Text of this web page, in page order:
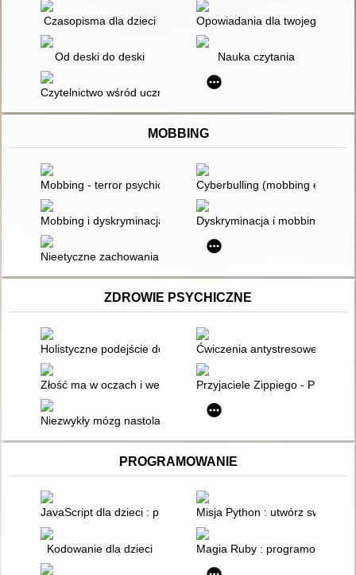
Czasopisma dla dzieci Opowiadania dla twojego
Od deski do deski Nauka czytania
Czytelnictwo wśród uczniów
MOBBING
Mobbing - terror psychiczny w szkoleCyberbulling (mobbing
Mobbing i dyskryminacja w miejscu pracyDyskryminacja i mobbing w
Nieetyczne zachowania w miejscu pracy na przykładzie
ZDROWIE PSYCHICZNE
Holistyczne podejście do ochrony zdrowia psychicznego w
Ćwiczenia antystresowe
Złość ma w oczach i we włosach!Przyjaciele Zippiego -
Niezwykły mózg nastolatka
PROGRAMOWANIE
JavaScript dla dzieci : programowanie na wesoło
Misja Python : utwórz swoją
Kodowanie dla dzieci Magia Ruby : programowanie